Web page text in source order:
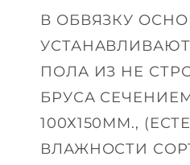
В ОБВЯЗКУ
ПОЛА ИЗ НЕ
БРУСА
100Х150ММ.,
ВЛАЖНОСТИ